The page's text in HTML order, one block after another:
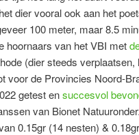
dier vooral ook aan het
100 meter, maar 8.5
hoornaars van het VBI met
(dier steeds
voor de Provincies Noord-
getest ensuccesvol
van Bionet
0.15gr (14 nesten) &